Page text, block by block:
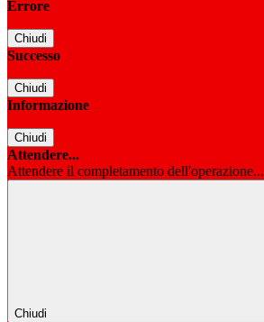
Errore
Chiudi
Successo
Chiudi
Informazione
Chiudi
Attendere...
Attendere il completamento dell'operazione...
Chiudi